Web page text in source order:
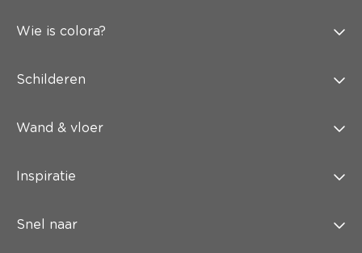
Wie is colora?
Schilderen
Wand & vloer
Inspiratie
Snel naar